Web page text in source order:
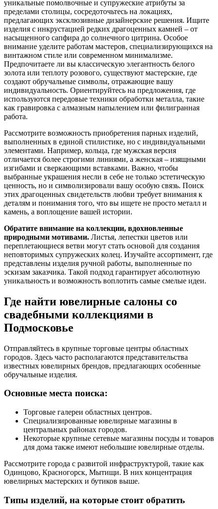
уникальные помолвочные и супружеские атрибуты за
пределами столицы, сосредоточьтесь на локациях,
предлагающих эксклюзивные дизайнерские решения. Ищите
изделия с инкрустацией редких драгоценных камней – от
насыщенного сапфира до солнечного цитрина. Особое
внимание уделите работам мастеров, специализирующихся на
винтажном стиле или современном минимализме.
Предпочитаете ли вы классическую элегантность белого
золота или теплоту розового, существуют мастерские, где
создают обручальные символы, отражающие вашу
индивидуальность. Ориентируйтесь на предложения, где
используются передовые техники обработки металла, такие
как гравировка с алмазным напылением или филигранная
работа.
Рассмотрите возможность приобретения парных изделий,
выполненных в единой стилистике, но с индивидуальными
элементами. Например, кольца, где мужская версия
отличается более строгими линиями, а женская – изящными
изгибами и сверкающими вставками. Важно, чтобы
выбранные украшения несли в себе не только эстетическую
ценность, но и символизировали вашу особую связь. Поиск
этих драгоценных свидетельств любви требует внимания к
деталям и понимания того, что вы ищете не просто металл и
камень, а воплощение вашей истории.
Обратите внимание на коллекции, вдохновленные
природными мотивами. Листья, лепестки цветов или
переплетающиеся ветви могут стать основой для создания
неповторимых супружеских колец. Изучайте ассортимент, где
представлены изделия ручной работы, выполненные по
эскизам заказчика. Такой подход гарантирует абсолютную
уникальность и возможность воплотить самые смелые идеи.
Где найти ювелирные салоны со
свадебными коллекциями в
Подмосковье
Отправляйтесь в крупные торговые центры областных
городов. Здесь часто располагаются представительства
известных ювелирных брендов, предлагающих особенные
обручальные изделия.
Основные места поиска:
Торговые галереи областных центров.
Специализированные ювелирные магазины в
центральных районах городов.
Некоторые крупные сетевые магазины посуды и товаров
для дома также имеют небольшие ювелирные отделы.
Рассмотрите города с развитой инфраструктурой, такие как
Одинцово, Красногорск, Мытищи. В них концентрация
ювелирных мастерских и бутиков выше.
Типы изделий, на которые стоит обратить